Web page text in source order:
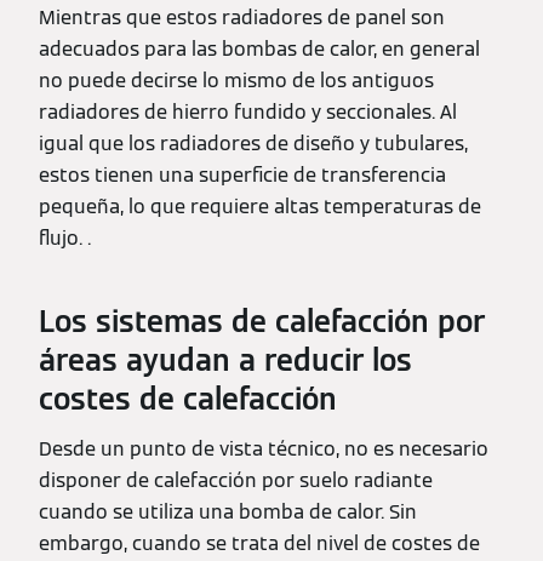
Mientras que estos radiadores de panel son
adecuados para las bombas de calor, en general
no puede decirse lo mismo de los antiguos
radiadores de hierro fundido y seccionales. Al
igual que los radiadores de diseño y tubulares,
estos tienen una superficie de transferencia
pequeña, lo que requiere altas temperaturas de
flujo. .
Los sistemas de calefacción por
áreas ayudan a reducir los
costes de calefacción
Desde un punto de vista técnico, no es necesario
disponer de calefacción por suelo radiante
cuando se utiliza una bomba de calor. Sin
embargo, cuando se trata del nivel de costes de